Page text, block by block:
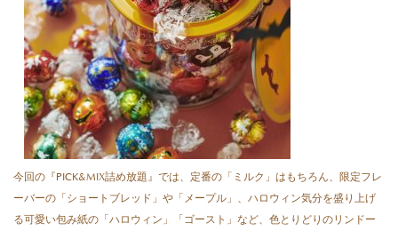
今回の『PICK&MIX詰め放題』では、定番の「ミルク」はもちろん、限定フレ
ーバーの「ショートブレッド」や「メープル」、ハロウィン気分を盛り上げ
る可愛い包み紙の「ハロウィン」「ゴースト」など、色とりどりのリンドー